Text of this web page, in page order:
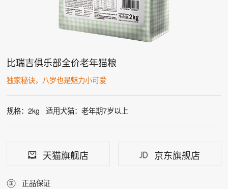
比瑞吉俱乐部全价老年猫粮
独家秘诀，八岁也是魅力小可爱
规格：2kg 适用犬猫：老年期7岁以上
天猫旗舰店 京东旗舰店
正品保证